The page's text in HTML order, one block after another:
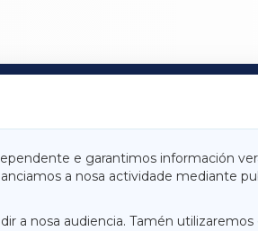
e garantimos información
a nosa actividade mediante
a nosa audiencia. Tamén utilizaremos